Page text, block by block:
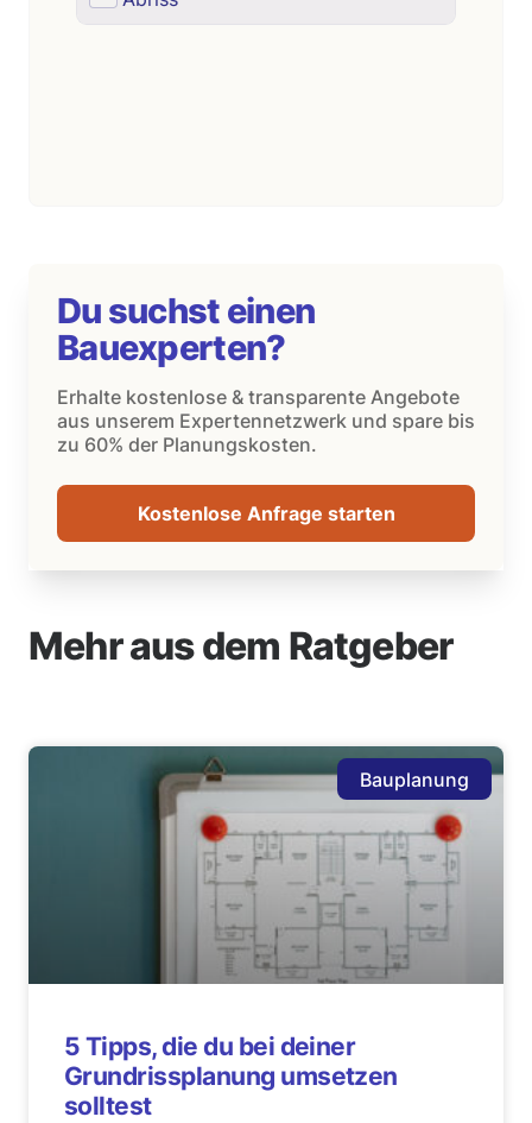
Du suchst einen
Bauexperten?
Erhalte kostenlose & transparente Angebote
aus unserem Expertennetzwerk und spare bis
zu 60% der Planungskosten.
Kostenlose Anfrage starten
Mehr aus dem Ratgeber
Bauplanung
5 Tipps, die du bei deiner
Grundrissplanung umsetzen
solltest